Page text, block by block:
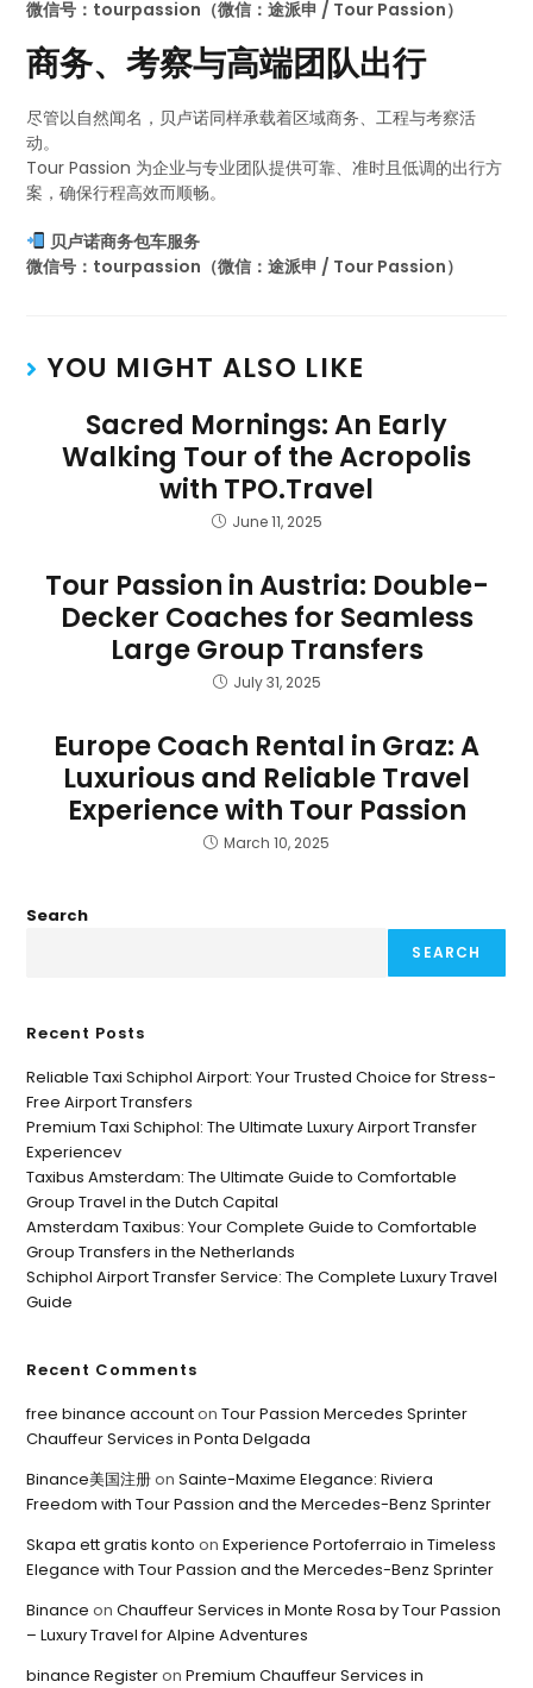
微信号：tourpassion（微信：途派申 / Tour Passion）
商务、考察与高端团队出行
尽管以自然闻名，贝卢诺同样承载着区域商务、工程与考察活
动。
Tour Passion 为企业与专业团队提供可靠、准时且低调的出行方
案，确保行程高效而顺畅。
贝卢诺商务包车服务
微信号：tourpassion（微信：途派申 / Tour Passion）
YOU MIGHT ALSO LIKE
Sacred Mornings: An Early
Walking Tour of the Acropolis
with TPO.Travel
June 11, 2025
Tour Passion in Austria: Double-
Decker Coaches for Seamless
Large Group Transfers
July 31, 2025
Europe Coach Rental in Graz: A
Luxurious and Reliable Travel
Experience with Tour Passion
March 10, 2025
Search
SEARCH
Recent Posts
Reliable Taxi Schiphol Airport: Your Trusted Choice for Stress-
Free Airport Transfers
Premium Taxi Schiphol: The Ultimate Luxury Airport Transfer
Experiencev
Taxibus Amsterdam: The Ultimate Guide to Comfortable
Group Travel in the Dutch Capital
Amsterdam Taxibus: Your Complete Guide to Comfortable
Group Transfers in the Netherlands
Schiphol Airport Transfer Service: The Complete Luxury Travel
Guide
Recent Comments
free binance accountonTour Passion Mercedes Sprinter
Chauffeur Services in Ponta Delgada
Binance美国注册onSainte-Maxime Elegance: Riviera
Freedom with Tour Passion and the Mercedes-Benz Sprinter
Skapa ett gratis konto onExperience Portoferraio in Timeless
Elegance with Tour Passion and the Mercedes-Benz Sprinter
Binance onChauffeur Services in Monte Rosa by Tour Passion
– Luxury Travel for Alpine Adventures
binance RegisteronPremium Chauffeur Services in